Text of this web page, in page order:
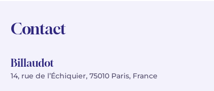
Contact
Billaudot
14, rue de l’Échiquier, 75010 Paris, France